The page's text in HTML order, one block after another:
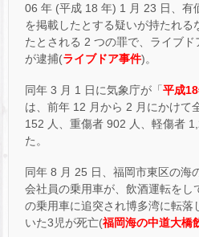
06 年 (平成 18 年) 1 月 23 日、有
を掲載したとする疑いが持たれる
たとされる 2 つの罪で、ライブ
が逮捕(ライブドア事件)。
同年 3 月 1 日に気象庁が「 平成
は、前年 12 月から 2 月にかけて
152 人、重傷者 902 人、軽傷者
た。
同年 8 月 25 日、福岡市東区の海
会社員の乗用車が、飲酒運転をし
の乗用車に追突され博多湾に転落
いた3児が死亡(福岡海の中道大橋